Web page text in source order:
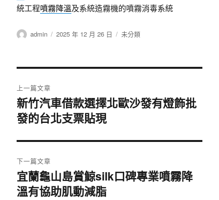
統工程噴霧降溫及系統造霧機的噴霧消毒系統
作
admin
發
2025 年 12 月 26 日
分
未分類
章
導
覽
上一篇文章
上
一
文
章:
新竹汽車借款選擇北歐沙發有燈飾批
發的台北支票貼現
下一篇文章
下
一
宜蘭龜山島賞鯨silk口碑專業噴霧降
溫有協助肌動減脂